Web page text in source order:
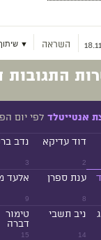
השראה ▼
התגובות
אנטייטלד לפי יום
2
דוד עדיקא
3
נדב
8
ענת ספרן
9
אלעד
14
ניב תשבי
15
טימור
דברה